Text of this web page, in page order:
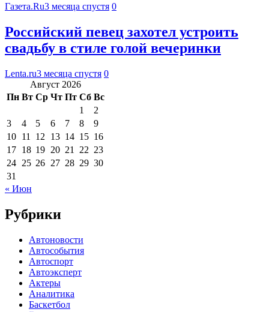
Газета.Ru3 месяца спустя 0
Российский певец захотел устроить
свадьбу в стиле голой вечеринки
Lenta.ru3 месяца спустя 0
Август 2026
Пн Вт Ср Чт Пт Сб Вс
1
2
3
4 5 6 7 8
9
10 11 12 13 14 15 16
17 18 19 20 21 22 23
24 25 26 27 28 29 30
31
« Июн
Рубрики
Автоновости
Автособытия
Автоспорт
Автоэксперт
Актеры
Аналитика
Баскетбол